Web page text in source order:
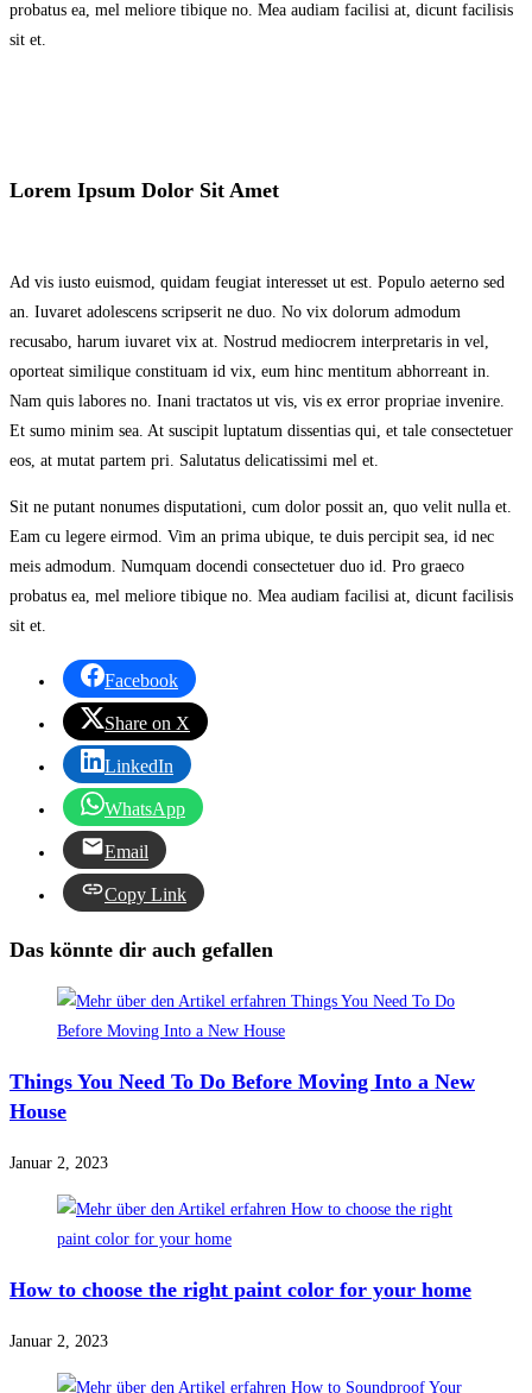
probatus ea, mel meliore tibique no. Mea audiam facilisi at, dicunt facilisis
sit et.
Lorem Ipsum Dolor Sit Amet
Ad vis iusto euismod, quidam feugiat interesset ut est. Populo aeterno sed
an. Iuvaret adolescens scripserit ne duo. No vix dolorum admodum
recusabo, harum iuvaret vix at. Nostrud mediocrem interpretaris in vel,
oporteat similique constituam id vix, eum hinc mentitum abhorreant in.
Nam quis labores no. Inani tractatos ut vis, vis ex error propriae invenire.
Et sumo minim sea. At suscipit luptatum dissentias qui, et tale consectetuer
eos, at mutat partem pri. Salutatus delicatissimi mel et.
Sit ne putant nonumes disputationi, cum dolor possit an, quo velit nulla et.
Eam cu legere eirmod. Vim an prima ubique, te duis percipit sea, id nec
meis admodum. Numquam docendi consectetuer duo id. Pro graeco
probatus ea, mel meliore tibique no. Mea audiam facilisi at, dicunt facilisis
sit et.
Facebook
Share on X
LinkedIn
WhatsApp
Email
Copy Link
Das könnte dir auch gefallen
Things You Need To Do Before Moving Into a New
House
Januar 2, 2023
How to choose the right paint color for your home
Januar 2, 2023